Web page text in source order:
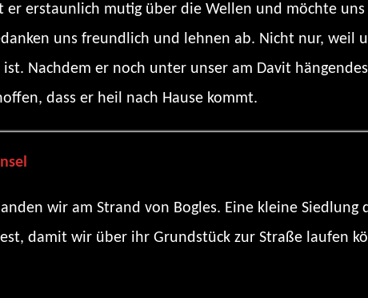
er erstaunlich mutig über die Wellen und möchte
uns freundlich und lehnen ab. Nicht nur, weil
ist. Nachdem er noch unter unser am Davit
dass er heil nach Hause kommt.
wir am Strand von Bogles. Eine kleine
damit wir über ihr Grundstück zur Straße laufen